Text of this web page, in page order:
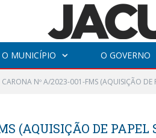
O MUNICÍPIO O GOVERNO
CARONA Nº A/2023-001-FMS (AQUISIÇÃO DE
(AQUISIÇÃO DE PAPEL